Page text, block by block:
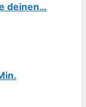
deinen…